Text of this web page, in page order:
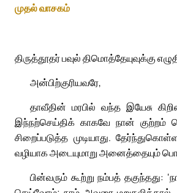
முதல் வாசகம்
திருத்தூதர் பவுல் திமொத்தேயுவுக்கு
அன்பிற்குரியவரே,
தாவீதின் மரபில் வந்த இயேசு
இந்நற்செய்திக் காகவே நான் குற்றம்
சிறைப்படுத்த முடியாது.
வழியாக அடையுமாறு அனைத்தையும்
பின்வரும் கூற்று நம்பத்